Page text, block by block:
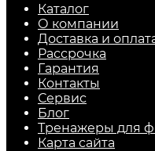
Каталог
О компании
Доставка и
Рассрочка
Гарантия
Контакты
Сервис
Блог
Тренажеры для
Карта сайта